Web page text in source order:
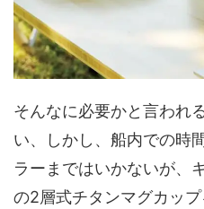
そんなに必要かと言われ
い、しかし、船内での時
ラーまではいかないが、
の2層式チタンマグカッ